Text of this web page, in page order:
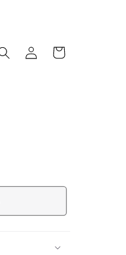
Inloggen
Winkelwagen